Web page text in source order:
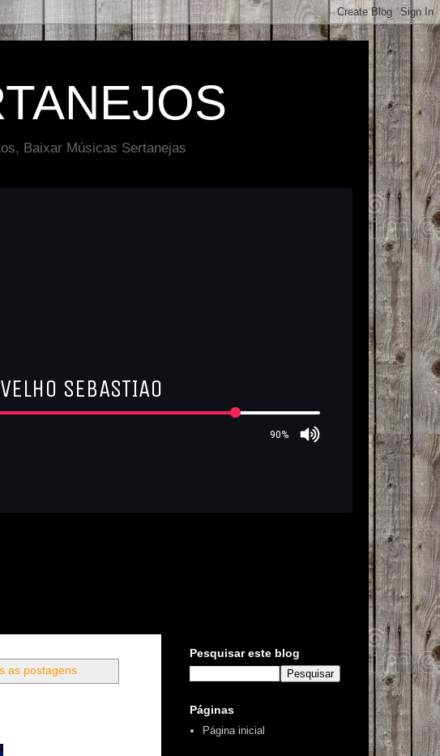
Baixar Músicas Sertanejas
as postagens
Pesquisar este blog
Páginas
Página inicial